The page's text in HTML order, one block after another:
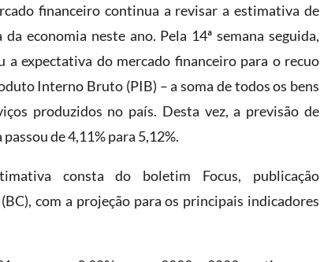
financeiro continua a revisar a estimativa de
da economia neste ano. Pela 14ª semana seguida,
a expectativa do mercado financeiro para o recuo
Interno Bruto (PIB) – a soma de todos os bens
produzidos no país. Desta vez, a previsão de
passou de 4,11% para 5,12%.
consta do boletim Focus, publicação
com a projeção para os principais indicadores